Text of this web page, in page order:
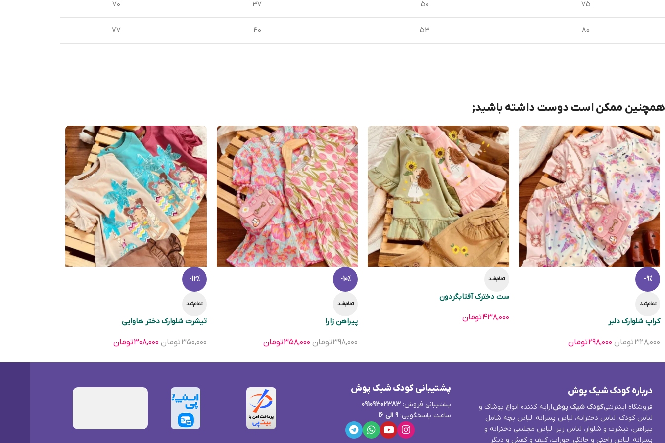
75
50
37
70
80
53
40
77
همچنین ممکن است دوست داشته باشید;
-9%
تمام‌شد
کراپ شلوارک دلبر
۳۲۸,۰۰۰تومان ۲۹۸,۰۰۰تومان
تمام‌شد
ست دخترک آفتابگردون
۴۳۸,۰۰۰تومان
-10%
تمام‌شد
پیراهن زارا
۳۹۸,۰۰۰تومان ۳۵۸,۰۰۰تومان
-12%
تمام‌شد
تیشرت شلوارک دختر هاوایی
۳۵۰,۰۰۰تومان ۳۰۸,۰۰۰تومان
درباره کودک شیک پوش
فروشگاه اینترنتیکودک شیک پوشارایه کننده انواع پوشاک و
لباس کودک، لباس دخترانه، لباس پسرانه، لباس بچه شامل
پیراهن، تیشرت و شلوار، لباس زیر، لباس مجلسی دخترانه و
پسرانه، لباس راحتی و خانگی، جوراب، کیف و کفش و دیگر
پشتیبانی کودک شیک پوش
پشتیبانی فروش:09109302383
ساعت پاسخگویی:9 الی 16